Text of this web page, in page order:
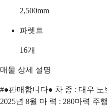
2,500mm
파렛트
16개
매물 상세 설명
#●판매합니다● 차 종 : 대우 노
2025년 8월 마 력 : 280마력 주